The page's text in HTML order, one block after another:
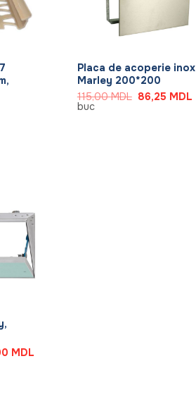
Placa de acoperie inox
Marley 200*200
115,00MDL Prețul
inițial
86,25 MDL
buc
MDL